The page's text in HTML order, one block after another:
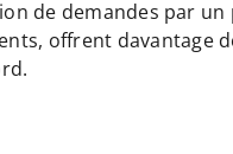
de demandes par
offrent davantage